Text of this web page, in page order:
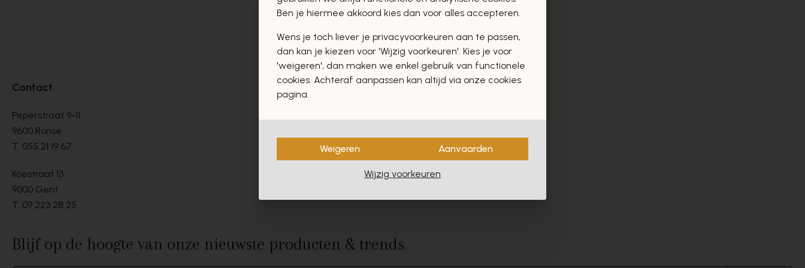
Contact
Peperstraat 9-11
9600 Ronse
T. 055 21 19 67
Koestraat 13
9000 Gent
T. 09 223 28 25
Blijf op de hoogte van onze nieuwste producten & trends
Ben je hiermee akkoord kies dan voor alles accepteren.
Wens je toch liever je privacyvoorkeuren aan te passen,
dan kan je kiezen voor 'Wijzig voorkeuren'. Kies je voor
'weigeren', dan maken we enkel gebruik van functionele
cookies. Achteraf aanpassen kan altijd via onze cookies
pagina.
Weigeren Aanvaarden
Wijzig voorkeuren